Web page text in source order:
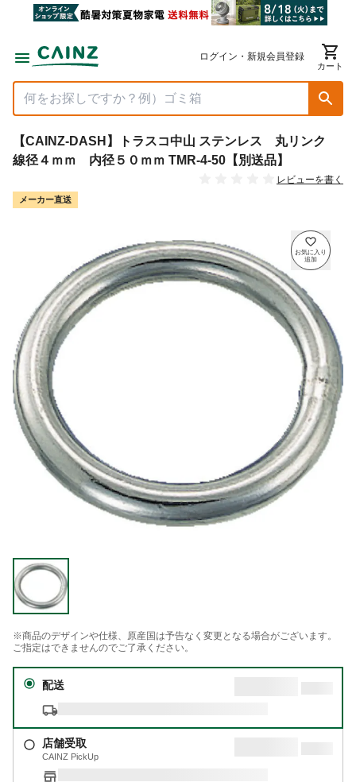
ログイン・新規会員登録
カート
【CAINZ-DASH】トラスコ中山 ステンレス 丸リンク
線径４ｍｍ 内径５０ｍｍ TMR-4-50【別送品】
レビューを書く
メーカー直送
※商品のデザインや仕様、原産国は予告なく変更となる場合がございます。
ご指定はできませんのでご了承ください。
配送
店舗受取
CAINZ PickUp